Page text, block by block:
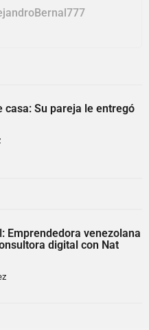
casa: Su pareja le entregó
Emprendedora venezolana
digital con Nat